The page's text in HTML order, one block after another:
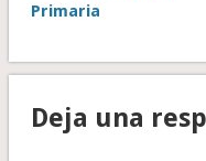
Primaria
Deja una